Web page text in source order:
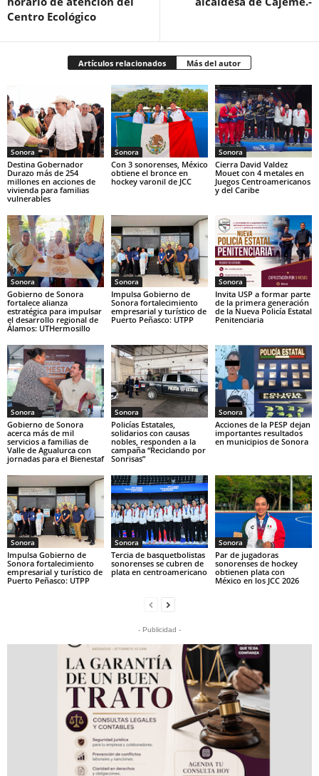
Centro Ecológico
Artículos relacionados Más del autor
Sonora
Destina Gobernador
Durazo más de 254
millones en acciones de
vivienda para familias
vulnerables
Sonora
Con 3 sonorenses, México
obtiene el bronce en
hockey varonil de JCC
Sonora
Cierra David Valdez
Mouet con 4 metales en
Juegos Centroamericanos
y del Caribe
Sonora
Gobierno de Sonora
fortalece alianza
estratégica para impulsar
el desarrollo regional de
Álamos: UTHermosillo
Sonora
Impulsa Gobierno de
Sonora fortalecimiento
empresarial y turístico de
Puerto Peñasco: UTPP
Sonora
Invita USP a formar parte
de la primera generación
de la Nueva Policía Estatal
Penitenciaria
Sonora
Gobierno de Sonora
acerca más de mil
servicios a familias de
Valle de Agualurca con
jornadas para el Bienestaf
Sonora
Policías Estatales,
solidarios con causas
nobles, responden a la
campaña “Reciclando por
Sonrisas”
Sonora
Acciones de la PESP dejan
importantes resultados
en municipios de Sonora
Sonora
Impulsa Gobierno de
Sonora fortalecimiento
empresarial y turístico de
Puerto Peñasco: UTPP
Sonora
Tercia de basquetbolistas
sonorenses se cubren de
plata en centroamericano
Sonora
Par de jugadoras
sonorenses de hockey
obtienen plata con
México en los JCC 2026
- Publicidad -